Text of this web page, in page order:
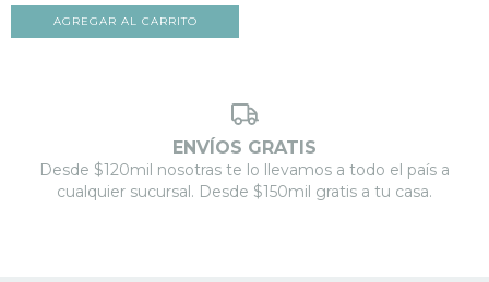
ENVÍOS GRATIS
Desde $120mil nosotras te lo llevamos a todo el país a
cualquier sucursal. Desde $150mil gratis a tu casa.